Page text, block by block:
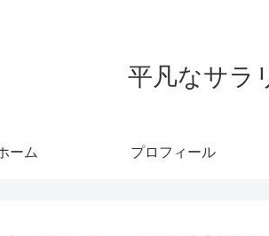
平凡なサラ
ーム プロフィール